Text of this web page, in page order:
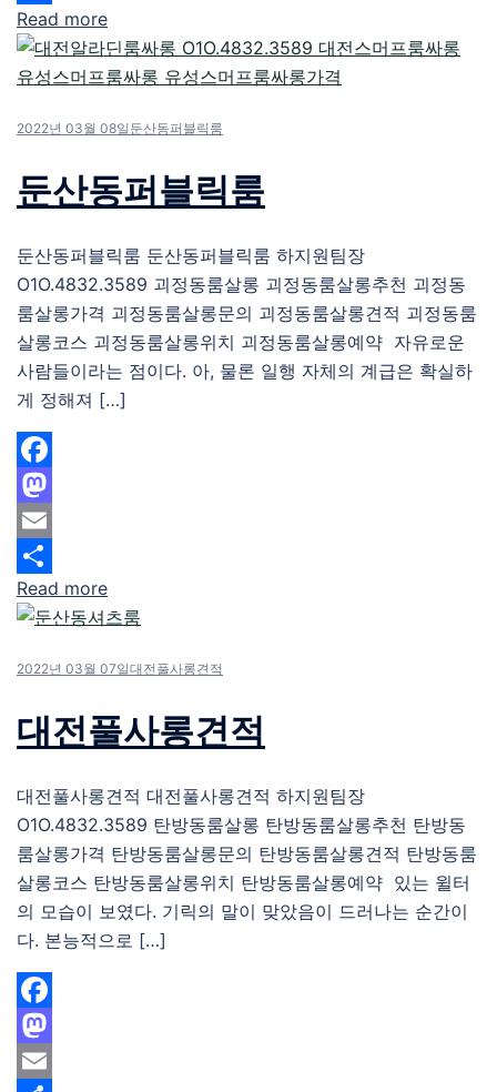
Share
Read more
2022년 03월 08일 둔산동퍼블릭룸
둔산동퍼블릭룸
둔산동퍼블릭룸 둔산동퍼블릭룸 하지원팀장
O1O.4832.3589 괴정동룸살롱 괴정동룸살롱추천 괴정동
룸살롱가격 괴정동룸살롱문의 괴정동룸살롱견적 괴정동룸
살롱코스 괴정동룸살롱위치 괴정동룸살롱예약 자유로운
사람들이라는 점이다. 아, 물론 일행 자체의 계급은 확실하
게 정해져 […]
Facebook
Mastodon
Email
Share
Read more
2022년 03월 07일대전풀사롱견적
대전풀사롱견적
대전풀사롱견적 대전풀사롱견적 하지원팀장
O1O.4832.3589 탄방동룸살롱 탄방동룸살롱추천 탄방동
룸살롱가격 탄방동룸살롱문의 탄방동룸살롱견적 탄방동룸
살롱코스 탄방동룸살롱위치 탄방동룸살롱예약 있는 윌터
의 모습이 보였다. 기릭의 말이 맞았음이 드러나는 순간이
다. 본능적으로 […]
Facebook
Mastodon